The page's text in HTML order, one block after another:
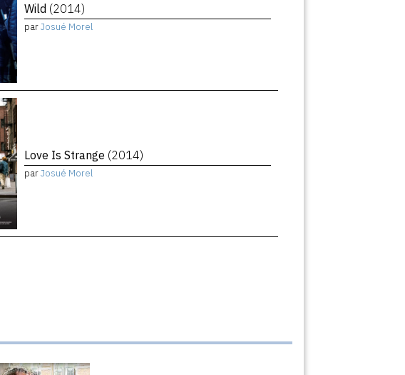
Wild (2014)
parJosué Morel
Love Is Strange (2014)
parJosué Morel